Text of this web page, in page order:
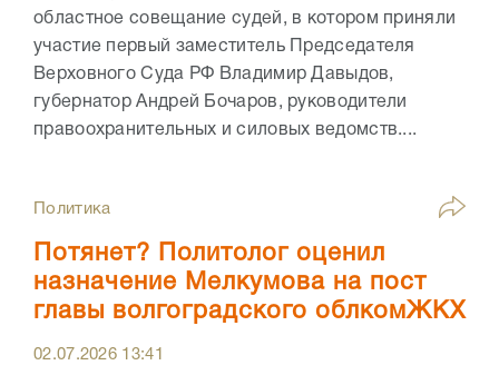
областное совещание судей, в котором приняли
участие первый заместитель Председателя
Верховного Суда РФ Владимир Давыдов,
губернатор Андрей Бочаров, руководители
правоохранительных и силовых ведомств....
Политика
Потянет? Политолог оценил
назначение Мелкумова на пост
главы волгоградского облкомЖКХ
02.07.2026 13:41